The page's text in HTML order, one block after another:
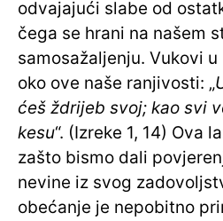
odvajajući slabe od
čega se hrani na našem
samosažaljenju. Vukovi u
oko ove naše ranjivosti: „
ćeš ždrijeb svoj; kao svi
kesu“. (Izreke 1, 14) Ova
zašto bismo dali
nevine iz svog
obećanje je nepobitno